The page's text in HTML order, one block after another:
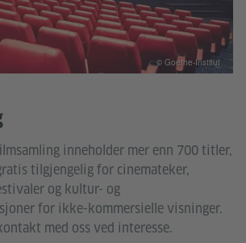
inneholder mer enn 700 titler,
tilgjengelig for cinemateker,
og kultur- og
for ikke-kommersielle visninger.
med oss ved interesse.
© Goethe-Institut